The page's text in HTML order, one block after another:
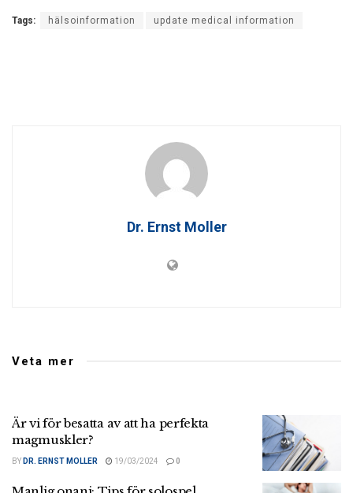
Tags: hälsoinformation update medical information
Dr. Ernst Moller
Veta mer
Är vi för besatta av att ha perfekta
magmuskler?
BY DR. ERNST MOLLER 19/03/2024 0